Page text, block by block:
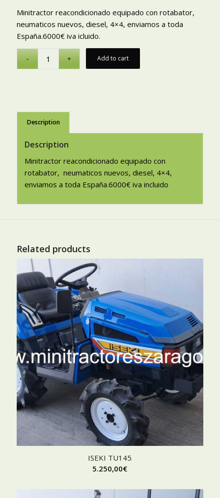
Minitractor reacondicionado equipado con rotabator,
neumaticos nuevos, diesel, 4×4, enviamos a toda
España.6000€ iva icluido.
Add to cart
Description
Description
Minitractor reacondicionado equipado con
rotabator, neumaticos nuevos, diesel, 4×4,
enviamos a toda España.6000€ iva incluido
Related products
ISEKI TU145
5.250,00€